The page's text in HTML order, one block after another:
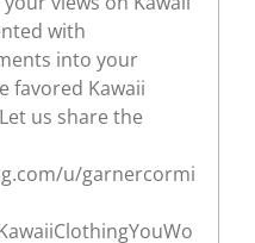
with
into your
favored Kawaii
us share the
u/garnercormi